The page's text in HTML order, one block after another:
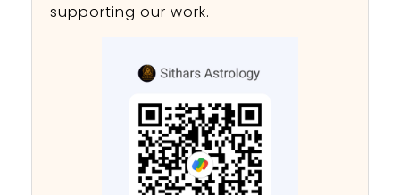
supporting our work.